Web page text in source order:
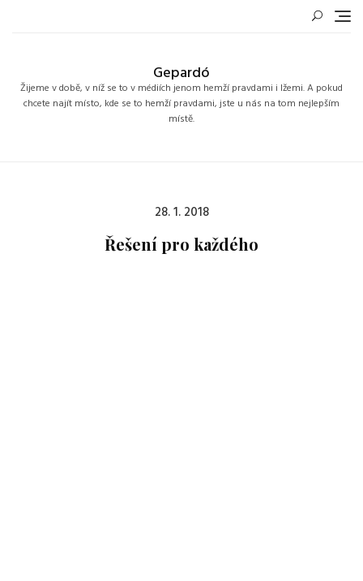
Gepardó
Žijeme v době, v níž se to v médiích jenom hemží pravdami i lžemi. A pokud
chcete najít místo, kde se to hemží pravdami, jste u nás na tom nejlepším
místě.
Posted
28. 1. 2018
Řešení pro každého